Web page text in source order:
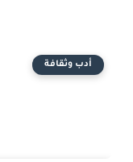
أدب وثقافة